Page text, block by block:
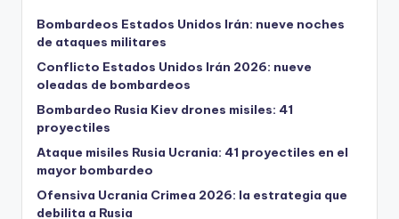
Bombardeos Estados Unidos Irán: nueve noches
de ataques militares
Conflicto Estados Unidos Irán 2026: nueve
oleadas de bombardeos
Bombardeo Rusia Kiev drones misiles: 41
proyectiles
Ataque misiles Rusia Ucrania: 41 proyectiles en el
mayor bombardeo
Ofensiva Ucrania Crimea 2026: la estrategia que
debilita a Rusia